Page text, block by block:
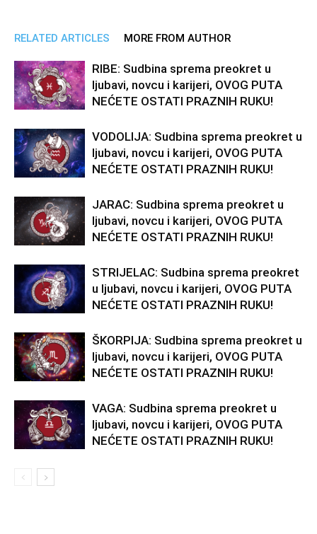
RELATED ARTICLES MORE FROM AUTHOR
RIBE: Sudbina sprema preokret u
ljubavi, novcu i karijeri, OVOG PUTA
NEĆETE OSTATI PRAZNIH RUKU!
VODOLIJA: Sudbina sprema preokret u
ljubavi, novcu i karijeri, OVOG PUTA
NEĆETE OSTATI PRAZNIH RUKU!
JARAC: Sudbina sprema preokret u
ljubavi, novcu i karijeri, OVOG PUTA
NEĆETE OSTATI PRAZNIH RUKU!
STRIJELAC: Sudbina sprema preokret
u ljubavi, novcu i karijeri, OVOG PUTA
NEĆETE OSTATI PRAZNIH RUKU!
ŠKORPIJA: Sudbina sprema preokret u
ljubavi, novcu i karijeri, OVOG PUTA
NEĆETE OSTATI PRAZNIH RUKU!
VAGA: Sudbina sprema preokret u
ljubavi, novcu i karijeri, OVOG PUTA
NEĆETE OSTATI PRAZNIH RUKU!